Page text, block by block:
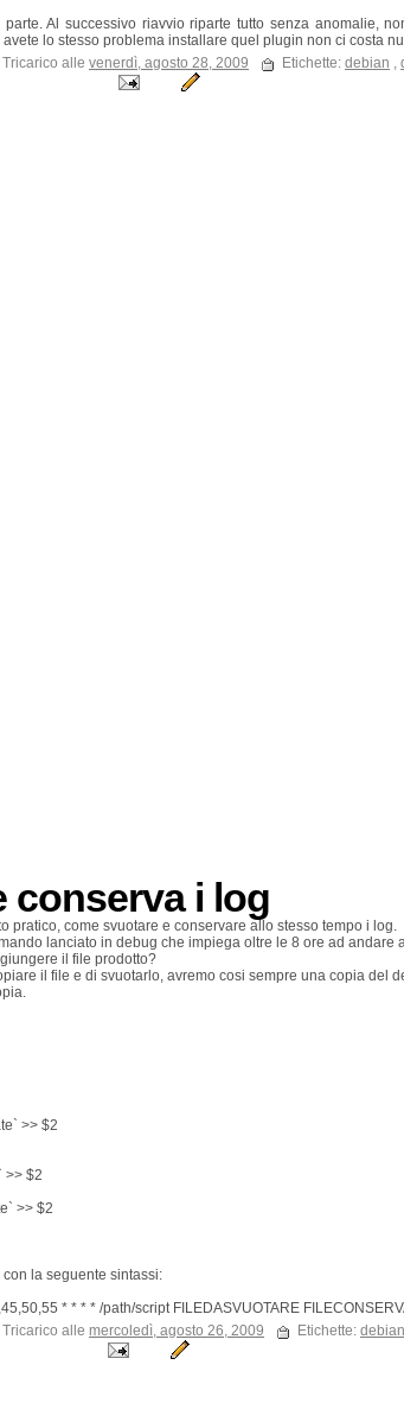
Al successivo riavvio riparte tutto senza anomalie,
lo stesso problema installare quel plugin non ci costa
alle venerdì, agosto 28, 2009 Etichette: debian ,
conserva i log
pratico, come svuotare e conservare allo stesso tempo i log.
lanciato in debug che impiega oltre le 8 ore ad andare
il file prodotto?
il file e di svuotarlo, avremo cosi sempre una copia del
>> $2
>> $2
>> $2
la seguente sintassi:
* * * * /path/script FILEDASVUOTARE
alle mercoledì, agosto 26, 2009 Etichette: debian